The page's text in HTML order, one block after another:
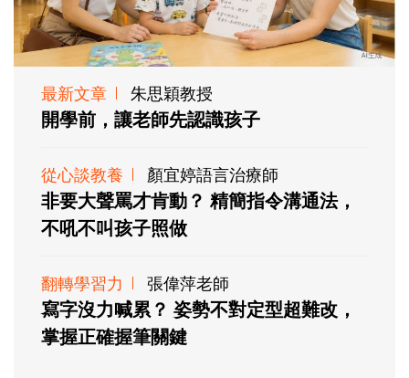
最新文章 朱思穎教授
開學前，讓老師先認識孩子
從心談教養 顏宜婷語言治療師
非要大聲罵才肯動？ 精簡指令溝通法，
不吼不叫孩子照做
翻轉學習力 張偉萍老師
寫字沒力喊累？ 姿勢不對定型超難改，
掌握正確握筆關鍵